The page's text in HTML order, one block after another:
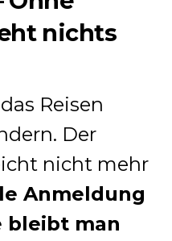
nichts
Reisen
Der
nicht mehr
Anmeldung
bleibt man